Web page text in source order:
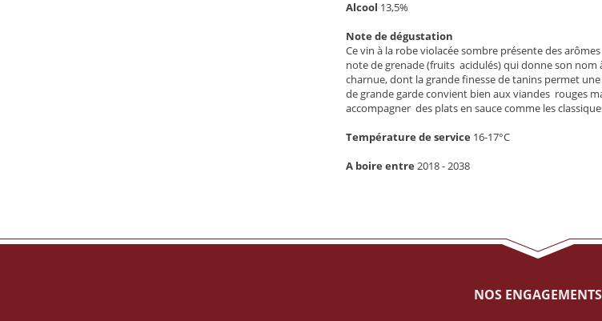
Alcool 13,5%
Note de dégustation
Ce vin à la robe violacée sombre présente des
note de grenade (fruits acidulés) qui donne son
charnue, dont la grande finesse de tanins permet
de grande garde convient bien aux viandes rouges
accompagner des plats en sauce comme les
Température de service 16-17°C
A boire entre 2018 - 2038
NOS ENGAGEMENTS